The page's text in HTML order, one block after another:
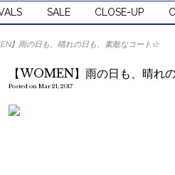
SALE CLOSE-UP
】雨の日も、晴れの日も、素敵なコート☆
【WOMEN】雨の日も、晴れ
Posted on Mar 21, 2017